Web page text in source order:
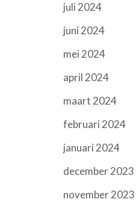
juli 2024
juni 2024
mei 2024
april 2024
maart 2024
februari 2024
januari 2024
december 2023
november 2023